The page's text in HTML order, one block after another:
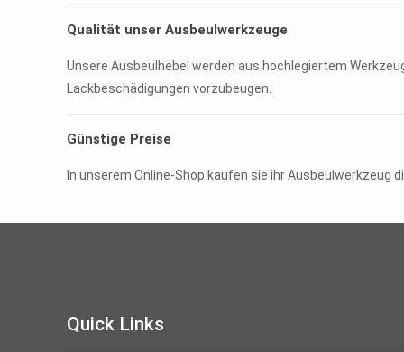
Qualität unser Ausbeulwerkzeuge
Unsere Ausbeulhebel werden aus hochlegiertem
Lackbeschädigungen vorzubeugen.
Günstige Preise
In unserem Online-Shop kaufen sie ihr Ausbeulwerkzeug
Quick Links